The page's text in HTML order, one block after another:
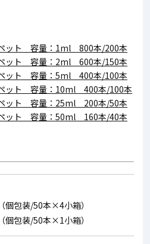
ペット 容量：1ml 800本/200本
ペット 容量：2ml 600本/150本
ペット 容量：5ml 400本/100本
ペット 容量：10ml 400本/100本
ペット 容量：25ml 200本/50本
ペット 容量：50ml 160本/40本
包装/50本×4小箱）
個包装/50本×1小箱）